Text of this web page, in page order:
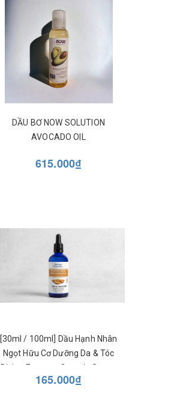
DẦU BƠ NOW SOLUTION
AVOCADO OIL
615.000₫
[30ml / 100ml] Dầu Hạnh Nhân
Ngọt Hữu Cơ Dưỡng Da & Tóc
Divine Essence Organic Sweet
Almond Beauty Oil - Làm Dịu,
165.000₫